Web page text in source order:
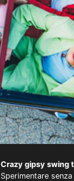
Crazy gipsy swing
Sperimentare